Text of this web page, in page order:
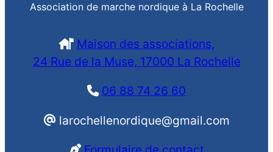
Association de marche nordique à La Rochelle
Maison des associations,
24 Rue de la Muse, 17000 La Rochelle
06 88 74 26 60
larochellenordique@gmail.com